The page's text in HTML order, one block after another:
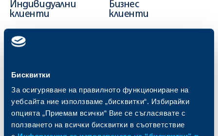
Бисквитки
За осигуряване на правилното функциониране на
уебсайта ние използваме „бисквитки“. Избирайки
опцията „Приемам всички“ Вие се съгласявате с
ползването на всички бисквитки в съответствие
Индивидуални
клиенти
Карти
Сметки и плащания
Застраховки
Актуализация на клиентски данни
Бизнес
клиенти
и попечителски услуги
Факторинг
Кредити за собственици на фирми
Финансови институции и суверени